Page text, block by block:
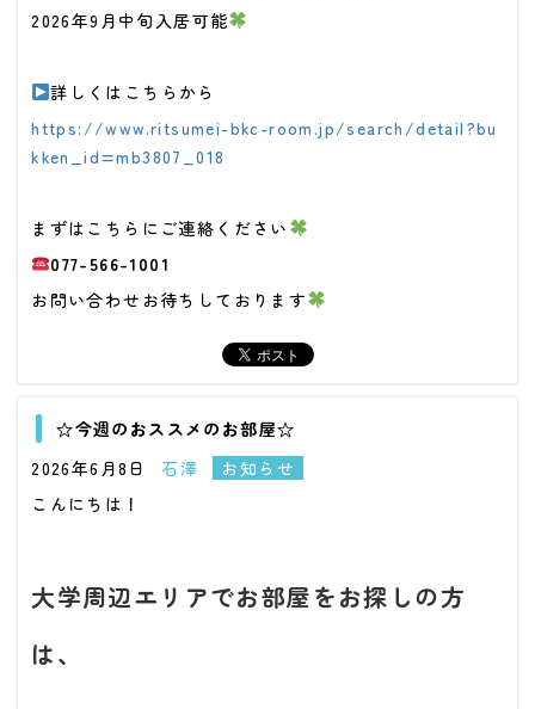
2026年9月中旬入居可能
詳しくはこちらから
https://www.ritsumei-bkc-room.jp/search/detail?bu
kken_id=mb3807_018
まずはこちらにご連絡ください
077-566-1001
お問い合わせお待ちしております
☆今週のおススメのお部屋☆
2026年6月8日
石澤
お知らせ
こんにちは！
大学周辺エリアでお部屋をお探しの方
は、